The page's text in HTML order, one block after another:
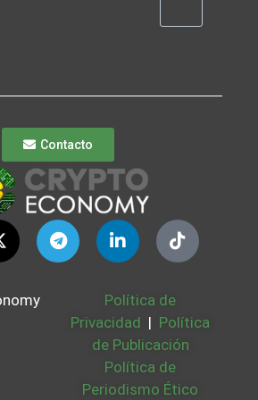
Contacto
Política de
Privacidad | Política
de Publicación
Política de
Periodismo Ético